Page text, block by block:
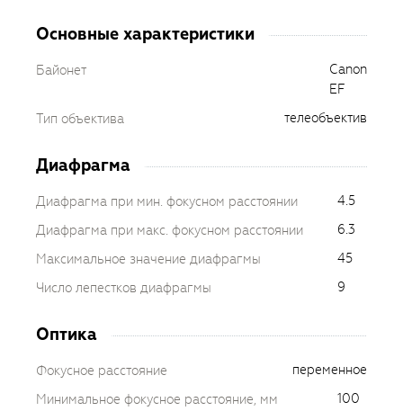
Основные характеристики
Байонет
Canon
EF
Тип объектива
телеобъектив
Диафрагма
Диафрагма при мин. фокусном расстоянии
4.5
Диафрагма при макс. фокусном расстоянии
6.3
Максимальное значение диафрагмы
45
Число лепестков диафрагмы
9
Оптика
Фокусное расстояние
переменное
Минимальное фокусное расстояние, мм
100